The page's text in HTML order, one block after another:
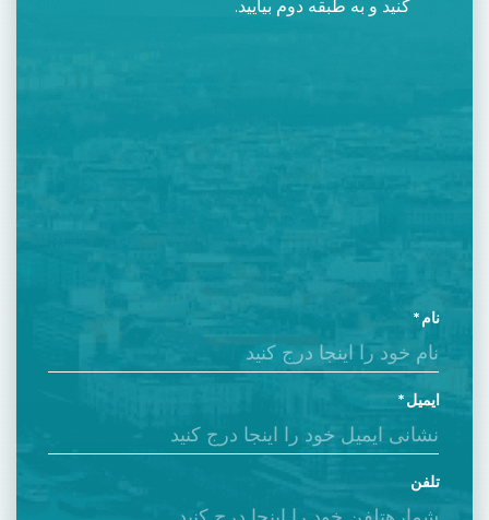
کنید و به طبقه دوم بیایید.
نام
ایمیل
تلفن